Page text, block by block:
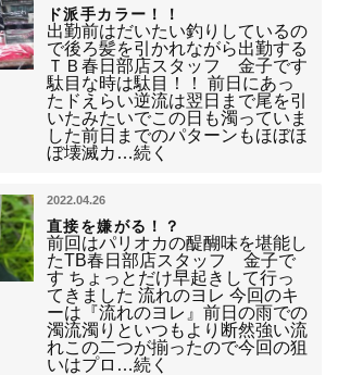
ド派手カラー！！
出勤前はだいたい釣りしているの
で後ろ髪を引かれながら出勤する
ＴＢ春日部店スタッフ 金子です
駄目な時は駄目！！ 前日にあっ
たドえらい逆流は翌日まで尾を引
いたみたいでこの日も濁っていま
した前日までのパターンもほぼほ
ぼ壊滅カ…続く
2022.04.26
直接を嫌がる！？
前回はパリオカの醍醐味を堪能し
たTB春日部店スタッフ 金子で
す ちょっとだけ早起きして行っ
てきました 流れのヨレ 今回のキ
ーは『流れのヨレ』前日の雨での
濁流濁りといつもより断然強い流
れこの二つが揃ったので今回の狙
いはプロ…続く